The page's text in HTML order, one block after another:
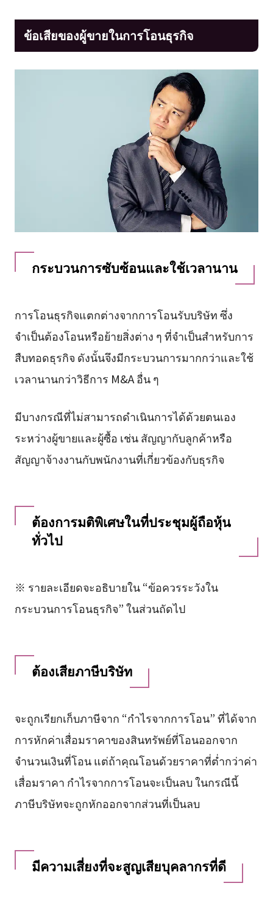
ข้อเสียของผู้ขายในการโอนธุรกิจ
กระบวนการซับซ้อนและใช้เวลานาน
การโอนธุรกิจแตกต่างจากการโอนรับบริษัท ซึ่ง
จำเป็นต้องโอนหรือย้ายสิ่งต่าง ๆ ที่จำเป็นสำหรับการ
สืบทอดธุรกิจ ดังนั้นจึงมีกระบวนการมากกว่าและใช้
เวลานานกว่าวิธีการ M&A อื่น ๆ
มีบางกรณีที่ไม่สามารถดำเนินการได้ด้วยตนเอง
ระหว่างผู้ขายและผู้ซื้อ เช่น สัญญากับลูกค้าหรือ
สัญญาจ้างงานกับพนักงานที่เกี่ยวข้องกับธุรกิจ
ต้องการมติพิเศษในที่ประชุมผู้ถือหุ้น
ทั่วไป
※ รายละเอียดจะอธิบายใน “ข้อควรระวังใน
กระบวนการโอนธุรกิจ” ในส่วนถัดไป
ต้องเสียภาษีบริษัท
จะถูกเรียกเก็บภาษีจาก “กำไรจากการโอน” ที่ได้จาก
การหักค่าเสื่อมราคาของสินทรัพย์ที่โอนออกจาก
จำนวนเงินที่โอน แต่ถ้าคุณโอนด้วยราคาที่ต่ำกว่าค่า
เสื่อมราคา กำไรจากการโอนจะเป็นลบ ในกรณีนี้
ภาษีบริษัทจะถูกหักออกจากส่วนที่เป็นลบ
มีความเสี่ยงที่จะสูญเสียบุคลากรที่ดี